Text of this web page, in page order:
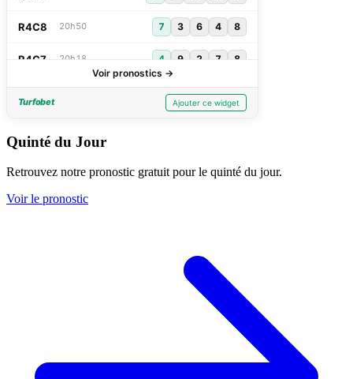
Quinté du Jour
Retrouvez notre pronostic gratuit pour le quinté du jour.
Voir le pronostic